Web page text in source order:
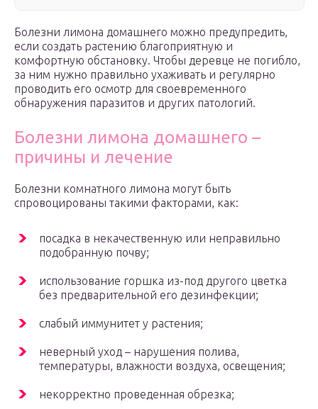
Болезни лимона домашнего можно предупредить,
если создать растению благоприятную и
комфортную обстановку. Чтобы деревце не погибло,
за ним нужно правильно ухаживать и регулярно
проводить его осмотр для своевременного
обнаружения паразитов и других патологий.
Болезни лимона домашнего –
причины и лечение
Болезни комнатного лимона могут быть
спровоцированы такими факторами, как:
посадка в некачественную или неправильно
подобранную почву;
использование горшка из-под другого цветка
без предварительной его дезинфекции;
слабый иммунитет у растения;
неверный уход – нарушения полива,
температуры, влажности воздуха, освещения;
некорректно проведенная обрезка;